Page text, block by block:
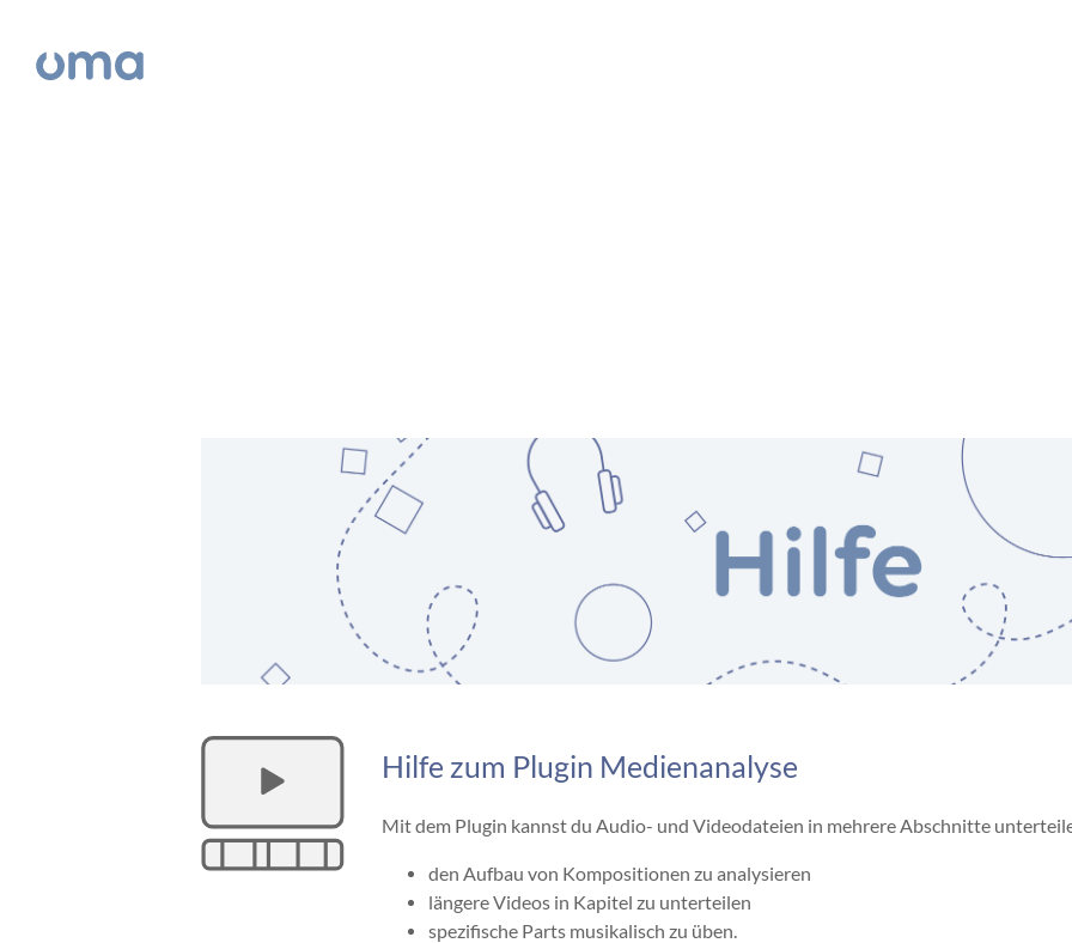
Hilfe zum Plugin Medienanalyse
Mit dem Plugin kannst du Audio- und Videodateien in mehrere Abschnitte
den Aufbau von Kompositionen zu analysieren
längere Videos in Kapitel zu unterteilen
spezifische Parts musikalisch zu üben.